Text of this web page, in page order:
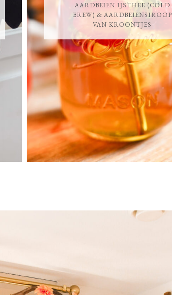
AARDBEIEN IJSTHEE (COLD
BREW) & AARDBEIENSIROOP
VAN KROONTJES